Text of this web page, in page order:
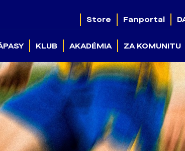
Store Fanportal
KLUB AKADÉMIA ZA KOMUNITU